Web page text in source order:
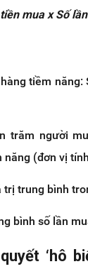
mua x Số
tiềm năng:
trăm người
năng (đơn vị
trị trung bình
bình số lần
‘hô